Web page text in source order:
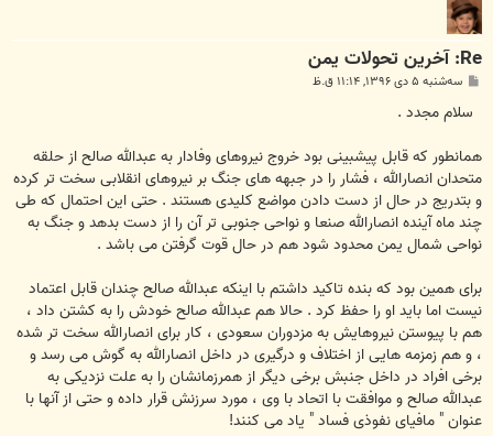
Re: آخرین تحولات یمن
پ
ت
سه‌شنبه ۵ دی ۱۳۹۶, ۱۱:۱۴ ق.ظ
سلام مجدد .
همانطور که قابل پیشبینی بود خروج نیروهای وفادار به عبدالله صالح از حلقه
متحدان انصارالله ، فشار را در جبهه های جنگ بر نیروهای انقلابی سخت تر کرده
و بتدریج در حال از دست دادن مواضع کلیدی هستند . حتی این احتمال که طی
چند ماه آینده انصارالله صنعا و نواحی جنوبی تر آن را از دست بدهد و جنگ به
نواحی شمال یمن محدود شود هم در حال قوت گرفتن می باشد .
برای همین بود که بنده تاکید داشتم با اینکه عبدالله صالح چندان قابل اعتماد
نیست اما باید او را حفظ کرد . حالا هم عبدالله صالح خودش را به کشتن داد ،
هم با پیوستن نیروهایش به مزدوران سعودی ، کار برای انصارالله سخت تر شده
، و هم زمزمه هایی از اختلاف و درگیری در داخل انصارالله به گوش می رسد و
برخی افراد در داخل جنبش برخی دیگر از همرزمانشان را به علت نزدیکی به
عبدالله صالح و موافقت با اتحاد با وی ، مورد سرزنش قرار داده و حتی از آنها با
عنوان " مافیای نفوذی فساد " یاد می کنند!